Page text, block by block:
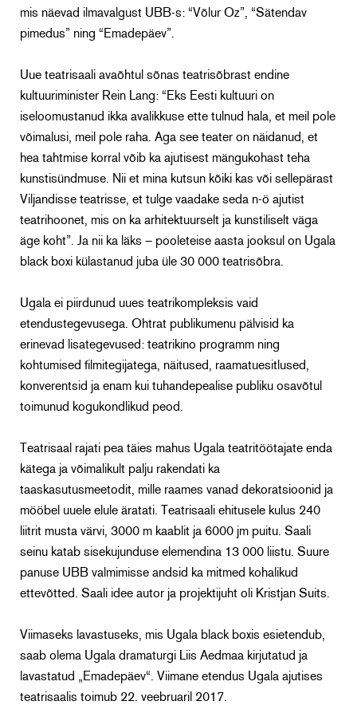
mis näevad ilmavalgust UBB-s: “Võlur Oz”, “Sätendav
pimedus” ning “Emadepäev”.
Uue teatrisaali avaõhtul sõnas teatrisõbrast endine
kultuuriminister Rein Lang: “Eks Eesti kultuuri on
iseloomustanud ikka avalikkuse ette tulnud hala, et meil pole
võimalusi, meil pole raha. Aga see teater on näidanud, et
hea tahtmise korral võib ka ajutisest mängukohast teha
kunstisündmuse. Nii et mina kutsun kõiki kas või sellepärast
Viljandisse teatrisse, et tulge vaadake seda n-ö ajutist
teatrihoonet, mis on ka arhitektuurselt ja kunstiliselt väga
äge koht”. Ja nii ka läks – pooleteise aasta jooksul on Ugala
black boxi külastanud juba üle 30 000 teatrisõbra.
Ugala ei piirdunud uues teatrikompleksis vaid
etendustegevusega. Ohtrat publikumenu pälvisid ka
erinevad lisategevused: teatrikino programm ning
kohtumised filmitegijatega, näitused, raamatuesitlused,
konverentsid ja enam kui tuhandepealise publiku osavõtul
toimunud kogukondlikud peod.
Teatrisaal rajati pea täies mahus Ugala teatritöötajate enda
kätega ja võimalikult palju rakendati ka
taaskasutusmeetodit, mille raames vanad dekoratsioonid ja
mööbel uuele elule äratati. Teatrisaali ehitusele kulus 240
liitrit musta värvi, 3000 m kaablit ja 6000 jm puitu. Saali
seinu katab sisekujunduse elemendina 13 000 liistu. Suure
panuse UBB valmimisse andsid ka mitmed kohalikud
ettevõtted. Saali idee autor ja projektijuht oli Kristjan Suits.
Viimaseks lavastuseks, mis Ugala black boxis esietendub,
saab olema Ugala dramaturgi Liis Aedmaa kirjutatud ja
lavastatud „Emadepäev“. Viimane etendus Ugala ajutises
teatrisaalis toimub 22. veebruaril 2017.